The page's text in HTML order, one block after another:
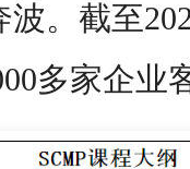
。截至
多家企业